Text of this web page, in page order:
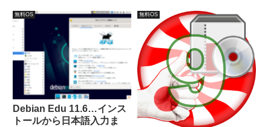
ません。また、再起動後は日本語
入力できるようになっていまし
た。
本語入力について、右クリックで
「メニュー」→「アプリケーショ
ン」→「設定」→「Fcitx設定」
で入力メソッドの設定を行いま
す。
無料OS
Debian Edu 11.6…インス
トールから日本語入力ま
無料OS